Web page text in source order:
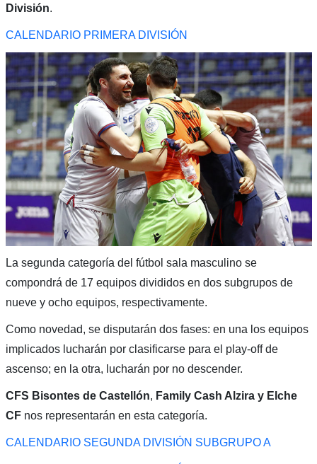
División.
CALENDARIO PRIMERA DIVISIÓN
La segunda categoría del fútbol sala masculino se
compondrá de 17 equipos divididos en dos subgrupos de
nueve y ocho equipos, respectivamente.
Como novedad, se disputarán dos fases: en una los equipos
implicados lucharán por clasificarse para el play-off de
ascenso; en la otra, lucharán por no descender.
CFS Bisontes de Castellón, Family Cash Alzira y Elche
CF nos representarán en esta categoría.
CALENDARIO SEGUNDA DIVISIÓN SUBGRUPO A